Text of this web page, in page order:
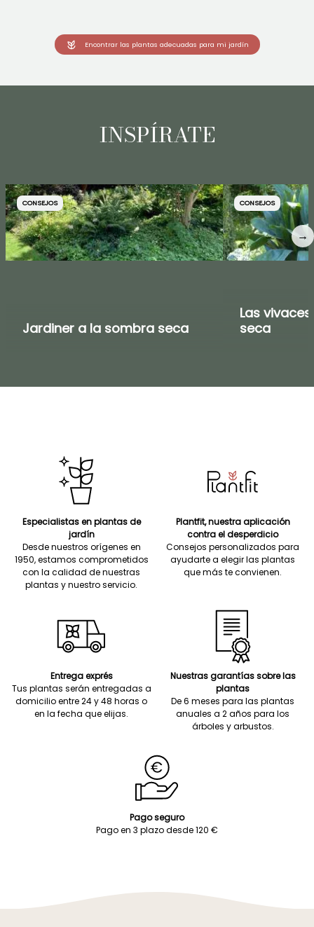
Encontrar las plantas adecuadas para mi jardín
INSPÍRATE
CONSEJOS
Jardiner a la sombra seca
CONSEJOS
Las
seca
→
Especialistas en plantas de
jardín
Desde nuestros orígenes en
1950, estamos comprometidos
con la calidad de nuestras
plantas y nuestro servicio.
Plantfit, nuestra aplicación
contra el desperdicio
Consejos personalizados para
ayudarte a elegir las plantas
que más te convienen.
Entrega exprés
Tus plantas serán entregadas a
domicilio entre 24 y 48 horas o
en la fecha que elijas.
Nuestras garantías sobre las
plantas
De 6 meses para las plantas
anuales a 2 años para los
árboles y arbustos.
Pago seguro
Pago en 3 plazo desde 120 €